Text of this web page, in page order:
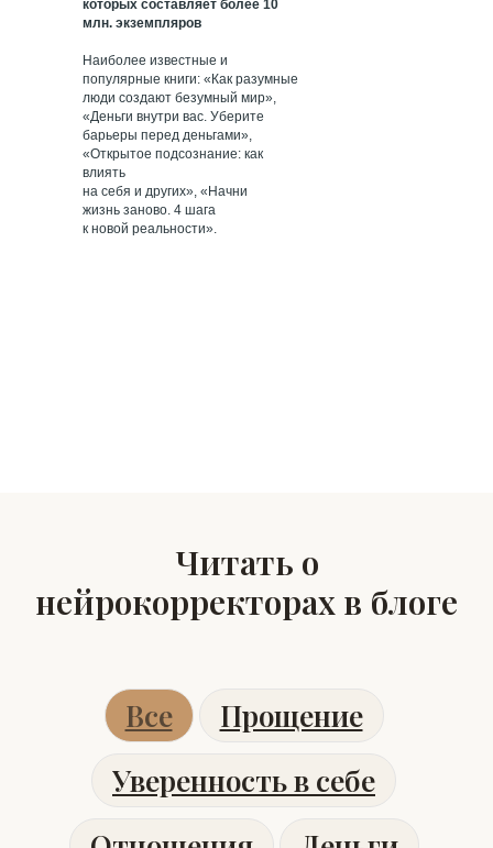
которых составляет более 10
млн. экземпляров
Наиболее известные и
популярные книги: «Как разумные
люди создают безумный мир»,
«Деньги внутри вас. Уберите
барьеры перед деньгами»,
«Открытое подсознание: как
влиять
на себя и других», «Начни
жизнь заново. 4 шага
к новой реальности».
Читать о
нейрокорректорах в блоге
Все
Прощение
Уверенность в себе